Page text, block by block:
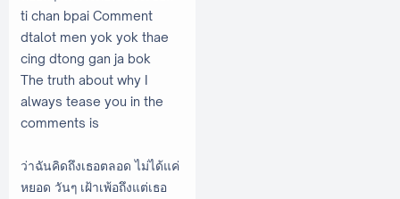
ti chan bpai Comment
dtalot men yok yok thae
cing dtong gan ja bok
The truth about why I
always tease you in the
comments is
ว่าฉันคิดถึงเธอตลอด ไม่ได้แค่
หยอด วันๆ เฝ้าเพ้อถึงแต่เธอ